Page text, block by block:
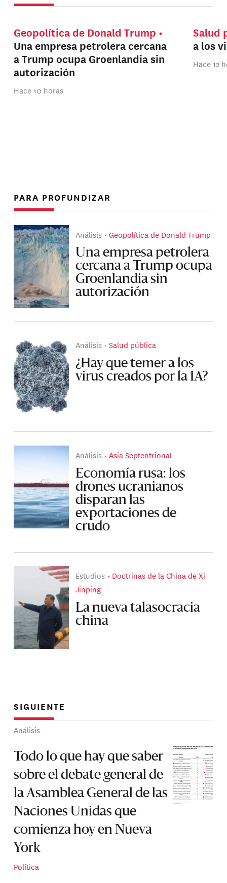
Geopolítica de Donald Trump
Una empresa petrolera cercana
a Trump ocupa Groenlandia sin
autorización
Hace 10 horas
Salud
a los
Hace 12
PARA PROFUNDIZAR
Análisis Geopolítica de Donald Trump
Una empresa petrolera
cercana a Trump ocupa
Groenlandia sin
autorización
Análisis Salud pública
¿Hay que temer a los
virus creados por la IA?
Análisis Asia Septentrional
Economía rusa: los
drones ucranianos
disparan las
exportaciones de
crudo
Estudios
Doctrinas de la China de Xi
Jinping
La nueva talasocracia
china
SIGUIENTE
Análisis
Todo lo que hay que saber
sobre el debate general de
la Asamblea General de las
Naciones Unidas que
comienza hoy en Nueva
York
Política